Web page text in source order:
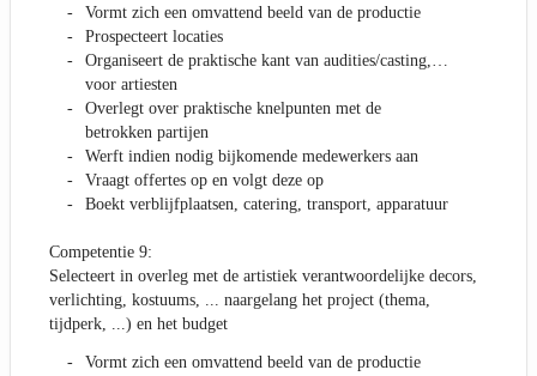
Vormt zich een omvattend beeld van de productie
Prospecteert locaties
Organiseert de praktische kant van audities/casting,…
voor artiesten
Overlegt over praktische knelpunten met de
betrokken partijen
Werft indien nodig bijkomende medewerkers aan
Vraagt offertes op en volgt deze op
Boekt verblijfplaatsen, catering, transport, apparatuur
Competentie 9:
Selecteert in overleg met de artistiek verantwoordelijke decors,
verlichting, kostuums, ... naargelang het project (thema,
tijdperk, ...) en het budget
Vormt zich een omvattend beeld van de productie